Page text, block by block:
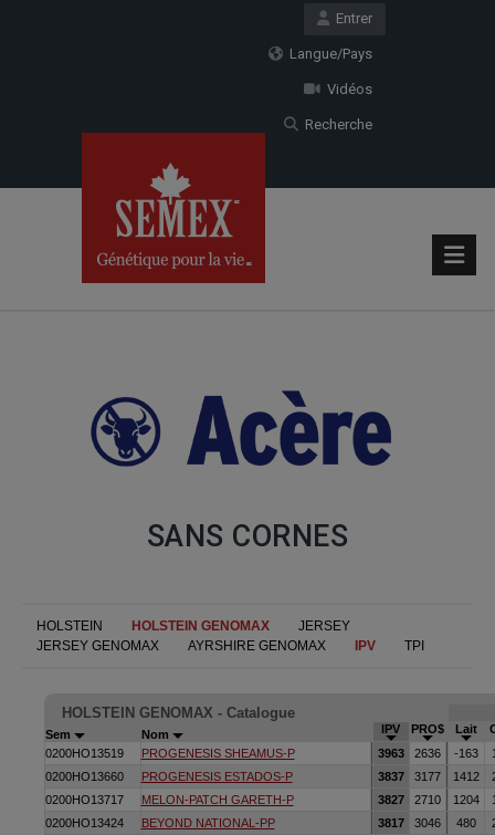
Entrer
Langue/Pays
Vidéos
Recherche
SANS CORNES